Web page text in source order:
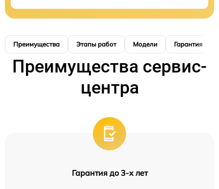
Преимущества Этапы работ Модели Гарантия
Преимущества сервис-
центра
Гарантия до 3-х лет